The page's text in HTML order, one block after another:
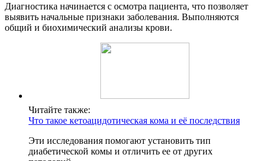
Диагностика начинается с осмотра пациента, что позволяет
выявить начальные признаки заболевания. Выполняются
общий и биохимический анализы крови.
Читайте также:
Что такое кетоацидотическая кома и её последствия
Эти исследования помогают установить тип
диабетической комы и отличить ее от других